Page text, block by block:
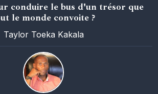
conduire le bus d'un trésor que
le monde convoite ?
Taylor Toeka Kakala